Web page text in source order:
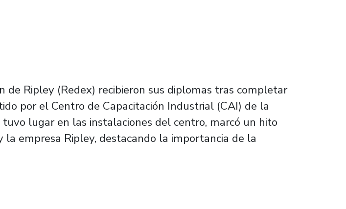
Ripley (Redex) recibieron sus diplomas tras completar
por el Centro de Capacitación Industrial (CAI) de la
lugar en las instalaciones del centro, marcó un hito
empresa Ripley, destacando la importancia de la